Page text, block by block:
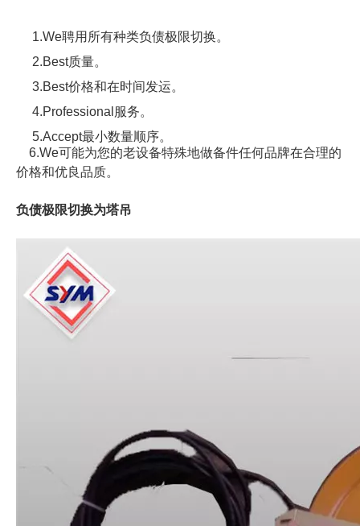
1.We聘用所有种类负债极限切换。
2.Best质量。
3.Best价格和在时间发运。
4.Professional服务。
5.Accept最小数量顺序。
6.We可能为您的老设备特殊地做备件任何品牌在合理的
价格和优良品质。
负债极限切换为塔吊